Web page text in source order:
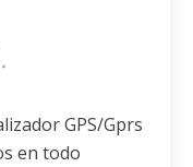
GPS/Gprs
en todo